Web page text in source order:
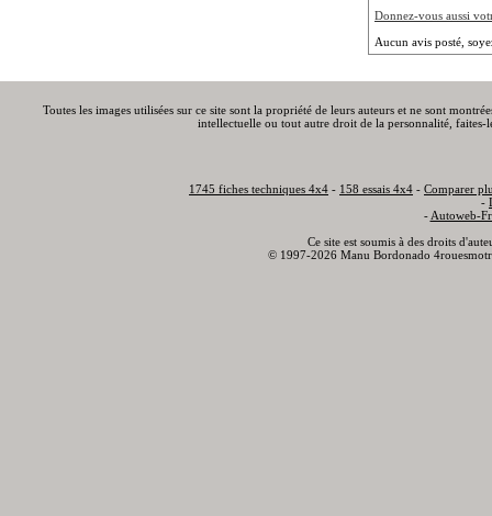
Donnez-vous aussi
Aucun avis posté,
Toutes les images utilisées sur ce site sont la propriété de leurs auteurs et ne sont
intellectuelle ou tout autre droit de la personnalité,
1745 fiches techniques 4x4 - 158 essais 4x4 - Comparer
-
- Autoweb-
Ce site est soumis à des droits
© 1997-2026 Manu Bordonado